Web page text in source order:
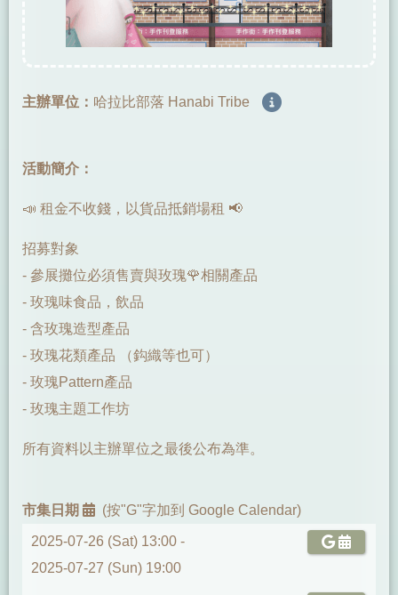
主辦單位： 哈拉比部落 Hanabi Tribe
活動簡介：
📣 租金不收錢，以貨品抵銷場租 📢
招募對象
- 參展攤位必須售賣與玫瑰🌹相關產品
- 玫瑰味食品，飲品
- 含玫瑰造型產品
- 玫瑰花類產品 （鈎織等也可）
- 玫瑰Pattern產品
- 玫瑰主題工作坊
所有資料以主辦單位之最後公布為準。
市集日期 (按"G"字加到 Google Calendar)
2025-07-26 (Sat) 13:00 -
2025-07-27 (Sun) 19:00